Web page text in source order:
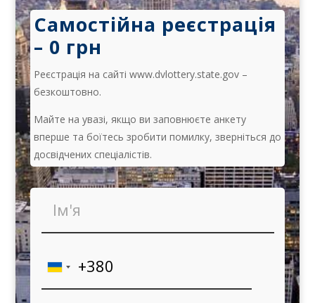
Самостійна реєстрація
– 0 грн
Реєстрація на сайті www.dvlottery.state.gov –
безкоштовно.
Майте на увазі, якщо ви заповнюєте анкету
вперше та боїтесь зробити помилку, зверніться до
досвідчених спеціалістів.